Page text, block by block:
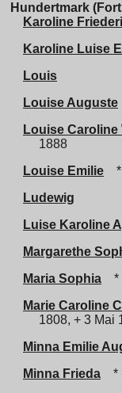
Hundertmark
Karoline
Karoline Luise
Louis
Louise Auguste
Louise Caroline
1888
Louise Emilie
Ludewig
Luise Karoline
Margarethe
Maria Sophia
*
Marie Caroline
1808, + 3 Mai
Minna Emilie
Minna Frieda
*